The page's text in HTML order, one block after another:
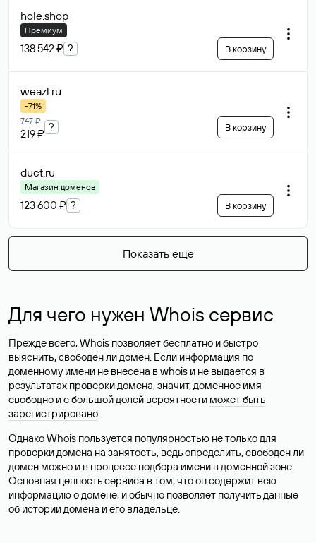
hole.shop
Премиум
138 542 ₽ ? В корзину
weazl.ru
-71%
747 ₽
219 ₽
? В корзину
duct.ru
Магазин доменов
123 600 ₽ ? В корзину
Показать еще
Для чего нужен Whois сервис
Прежде всего, Whois позволяет бесплатно и быстро
выяснить, свободен ли домен. Если информация по
доменному имени не внесена в whois и не выдается в
результатах проверки домена, значит, доменное имя
свободно и с большой долей вероятности может быть
зарегистрировано.
Однако Whois пользуется популярностью не только для
проверки домена на занятость, ведь определить, свободен ли
домен можно и в процессе подбора имени в доменной зоне.
Основная ценность сервиса в том, что он содержит всю
информацию о домене, и обычно позволяет получить данные
об истории домена и его владельце.